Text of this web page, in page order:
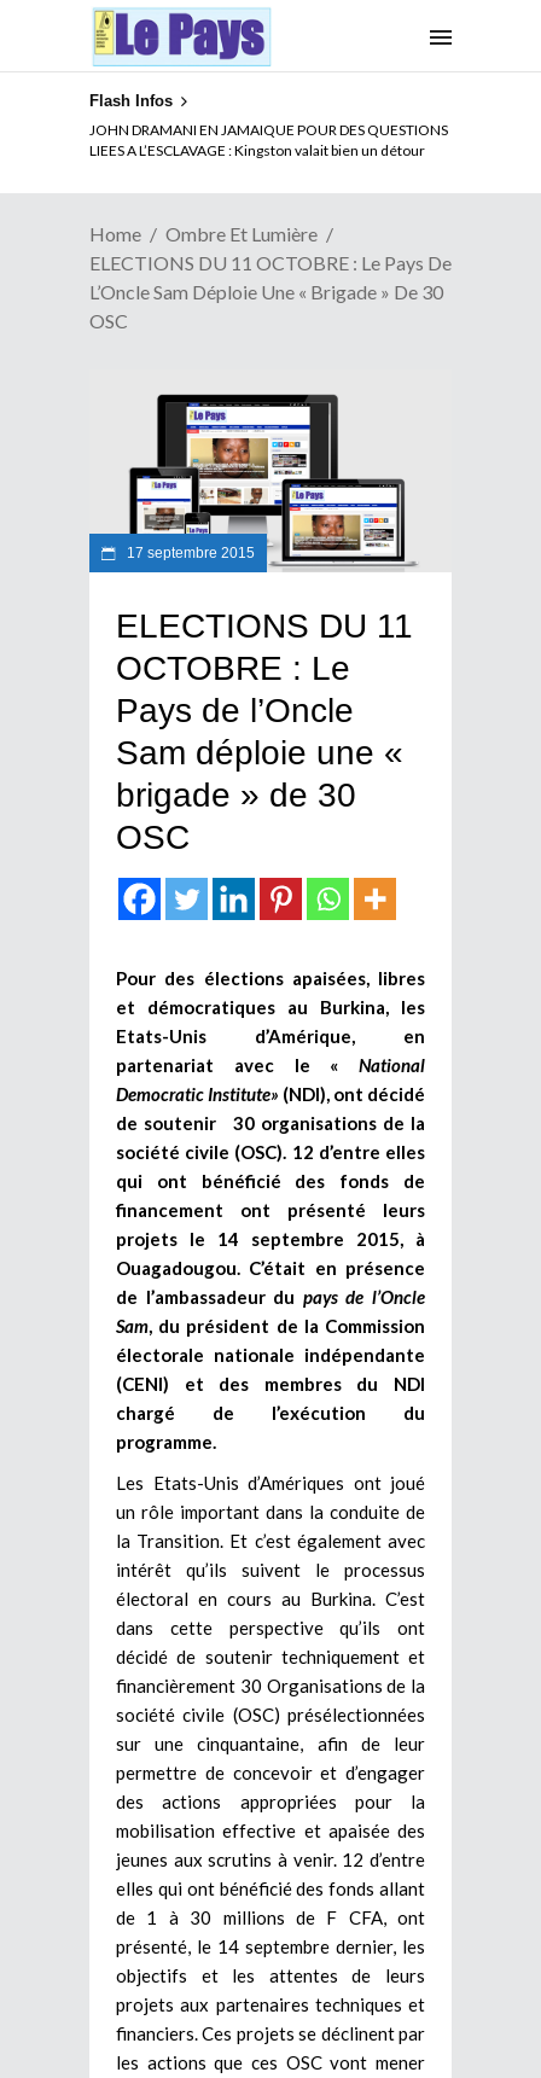
Flash Infos
JOHN DRAMANI EN JAMAIQUE POUR DES QUESTIONS
LIEES A L’ESCLAVAGE : Kingston valait bien un détour
ELECTION DE TALON A LA TETE DU SENAT BENINOIS :
Quand Patrice quitte le pouvoir sans partir !
Home
Ombre Et Lumière
ELECTIONS DU 11 OCTOBRE : Le Pays De
L’Oncle Sam Déploie Une « Brigade » De 30
OSC
17 septembre 2015
ELECTIONS DU 11
OCTOBRE : Le
Pays de l’Oncle
Sam déploie une «
brigade » de 30
OSC
Pour des élections apaisées, libres
et démocratiques au Burkina, les
Etats-Unis d’Amérique, en
partenariat avec le « National
Democratic Institute» (NDI), ont décidé
de soutenir 30 organisations de la
société civile (OSC). 12 d’entre elles
qui ont bénéficié des fonds de
financement ont présenté leurs
projets le 14 septembre 2015, à
Ouagadougou. C’était en présence
de l’ambassadeur du pays de l’Oncle
Sam , du président de la Commission
électorale nationale indépendante
(CENI) et des membres du NDI
chargé de l’exécution du
programme.
Les Etats-Unis d’Amériques ont joué
un rôle important dans la conduite de
la Transition. Et c’est également avec
intérêt qu’ils suivent le processus
électoral en cours au Burkina. C’est
dans cette perspective qu’ils ont
décidé de soutenir techniquement et
financièrement 30 Organisations de la
société civile (OSC) présélectionnées
sur une cinquantaine, afin de leur
permettre de concevoir et d’engager
des actions appropriées pour la
mobilisation effective et apaisée des
jeunes aux scrutins à venir. 12 d’entre
elles qui ont bénéficié des fonds allant
de 1 à 30 millions de F CFA, ont
présenté, le 14 septembre dernier, les
objectifs et les attentes de leurs
projets aux partenaires techniques et
financiers. Ces projets se déclinent par
les actions que ces OSC vont mener